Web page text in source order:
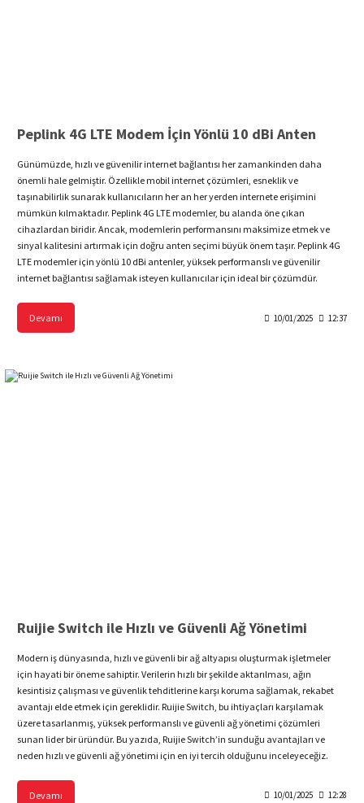
Peplink 4G LTE Modem İçin Yönlü 10 dBi Anten
Günümüzde, hızlı ve güvenilir internet bağlantısı her zamankinden daha
önemli hale gelmiştir. Özellikle mobil internet çözümleri, esneklik ve
taşınabilirlik sunarak kullanıcıların her an her yerden internete erişimini
mümkün kılmaktadır. Peplink 4G LTE modemler, bu alanda öne çıkan
cihazlardan biridir. Ancak, modemlerin performansını maksimize etmek ve
sinyal kalitesini artırmak için doğru anten seçimi büyük önem taşır. Peplink 4G
LTE modemler için yönlü 10 dBi antenler, yüksek performanslı ve güvenilir
internet bağlantısı sağlamak isteyen kullanıcılar için ideal bir çözümdür.
Devamı 10/01/2025 12:37
Ruijie Switch ile Hızlı ve Güvenli Ağ Yönetimi
Modern iş dünyasında, hızlı ve güvenli bir ağ altyapısı oluşturmak işletmeler
için hayati bir öneme sahiptir. Verilerin hızlı bir şekilde aktarılması, ağın
kesintisiz çalışması ve güvenlik tehditlerine karşı koruma sağlamak, rekabet
avantajı elde etmek için gereklidir. Ruijie Switch, bu ihtiyaçları karşılamak
üzere tasarlanmış, yüksek performanslı ve güvenli ağ yönetimi çözümleri
sunan lider bir üründür. Bu yazıda, Ruijie Switch’in sunduğu avantajları ve
neden hızlı ve güvenli ağ yönetimi için en iyi tercih olduğunu inceleyeceğiz.
Devamı 10/01/2025 12:28